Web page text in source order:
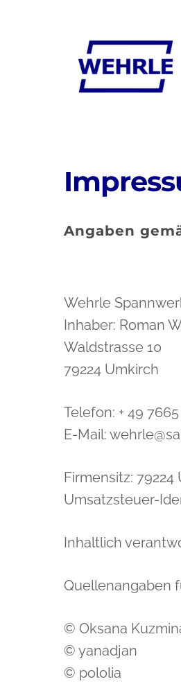
Angaben
Wehrle
Inhaber: Roman
Waldstrasse 10
79224 Umkirch
Telefon: + 49
E-Mail:
Firmensitz: 79224
Umsatzsteuer-
Inhaltlich
Quellenangaben
© Oksana
© yanadjan
© pololia